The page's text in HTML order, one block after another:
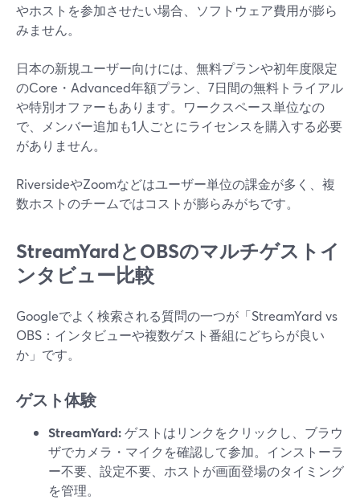
やホストを参加させたい場合、ソフトウェア費用が膨ら
みません。
日本の新規ユーザー向けには、無料プランや初年度限定
のCore・Advanced年額プラン、7日間の無料トライアル
や特別オファーもあります。ワークスペース単位なの
で、メンバー追加も1人ごとにライセンスを購入する必要
がありません。
RiversideやZoomなどはユーザー単位の課金が多く、複
数ホストのチームではコストが膨らみがちです。
StreamYardとOBSのマルチゲストイ
ンタビュー比較
Googleでよく検索される質問の一つが「StreamYard vs
OBS：インタビューや複数ゲスト番組にどちらが良い
か」です。
ゲスト体験
StreamYard:ゲストはリンクをクリックし、ブラウ
ザでカメラ・マイクを確認して参加。インストーラ
ー不要、設定不要、ホストが画面登場のタイミング
を管理。